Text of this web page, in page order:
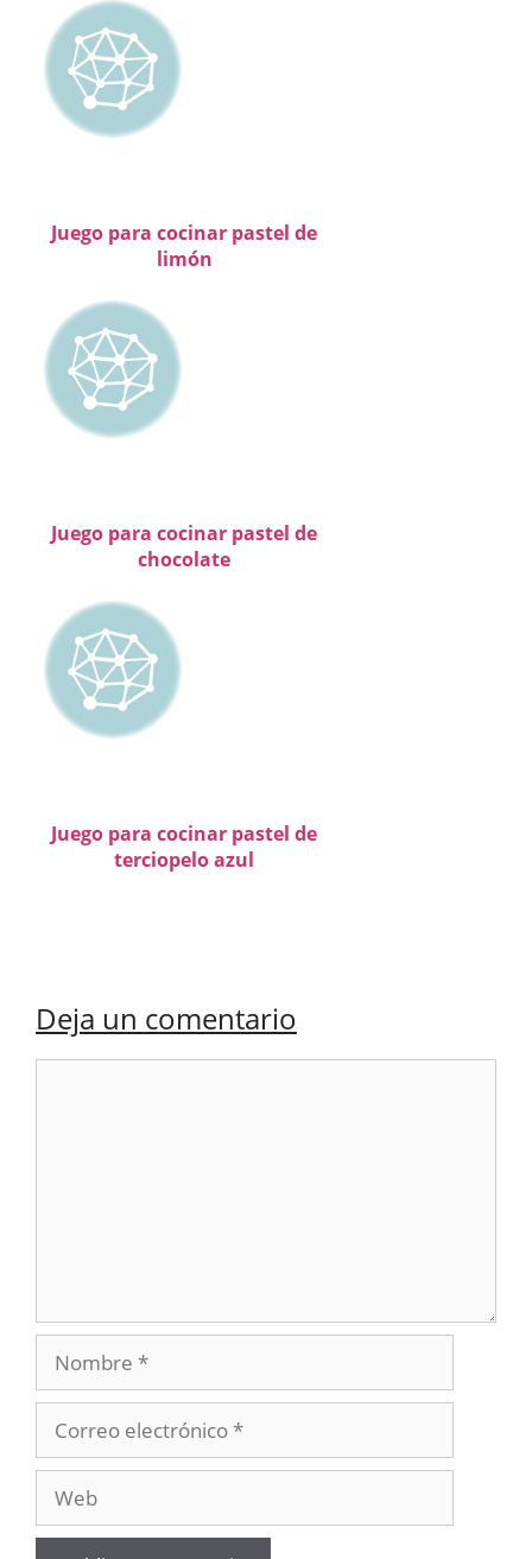
Juego para cocinar pastel de
limón
Juego para cocinar pastel de
chocolate
Juego para cocinar pastel de
terciopelo azul
Deja un comentario
Nombre
electrónico